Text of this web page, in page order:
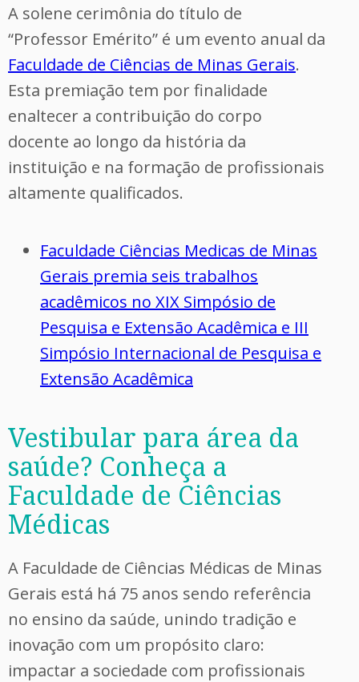
A solene cerimônia do título de
“Professor Emérito” é um evento anual da
Faculdade de Ciências de Minas Gerais.
Esta premiação tem por finalidade
enaltecer a contribuição do corpo
docente ao longo da história da
instituição e na formação de profissionais
altamente qualificados.
Faculdade Ciências Medicas de Minas
Gerais premia seis trabalhos
acadêmicos no XIX Simpósio de
Pesquisa e Extensão Acadêmica e III
Simpósio Internacional de Pesquisa e
Extensão Acadêmica
Vestibular para área da
saúde? Conheça a
Faculdade de Ciências
Médicas
A Faculdade de Ciências Médicas de Minas
Gerais está há 75 anos sendo referência
no ensino da saúde, unindo tradição e
inovação com um propósito claro:
impactar a sociedade com profissionais